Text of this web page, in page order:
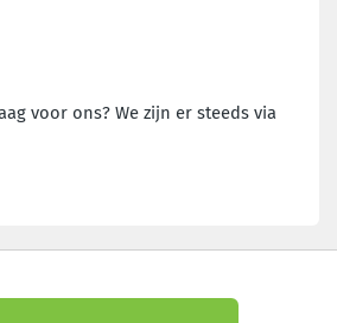
voor ons? We zijn er steeds via